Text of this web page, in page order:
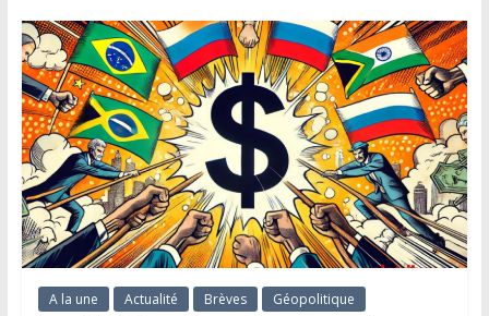
A la une Actualité Brèves Géopolitique